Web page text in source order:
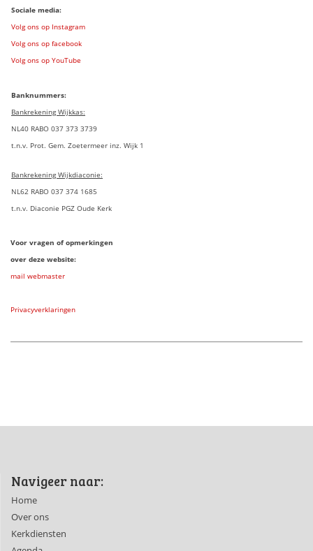
Sociale media:
Volg ons op Instagram
Volg ons op facebook
Volg ons op YouTube
Banknummers:
Bankrekening Wijkkas:
NL40 RABO 037 373 3739
t.n.v. Prot. Gem. Zoetermeer inz. Wijk 1
Bankrekening Wijkdiaconie:
NL62 RABO 037 374 1685
t.n.v. Diaconie PGZ Oude Kerk
Voor vragen of opmerkingen
over deze website:
mail webmaster
Privacyverklaringen
Navigeer naar:
Home
Over ons
Kerkdiensten